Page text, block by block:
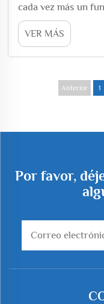
cada vez más un
comprometer el
adopción de
aire. Entre estas
preferida...
VER MÁS
Anterior 1
Por favor,